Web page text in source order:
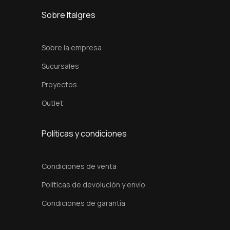
Sobre Italgres
Sobre la empresa
Sucursales
Proyectos
Outlet
Políticas y condiciones
Condiciones de venta
Políticas de devolución y envío
Condiciones de garantía